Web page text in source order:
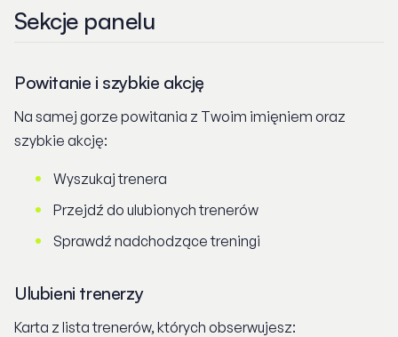
Sekcje panelu
Powitanie i szybkie akcję
Na samej gorze powitania z Twoim imięniem oraz
szybkie akcję:
Wyszukaj trenera
Przejdź do ulubionych trenerów
Sprawdź nadchodzące treningi
Ulubieni trenerzy
Karta z lista trenerów, których obserwujesz: